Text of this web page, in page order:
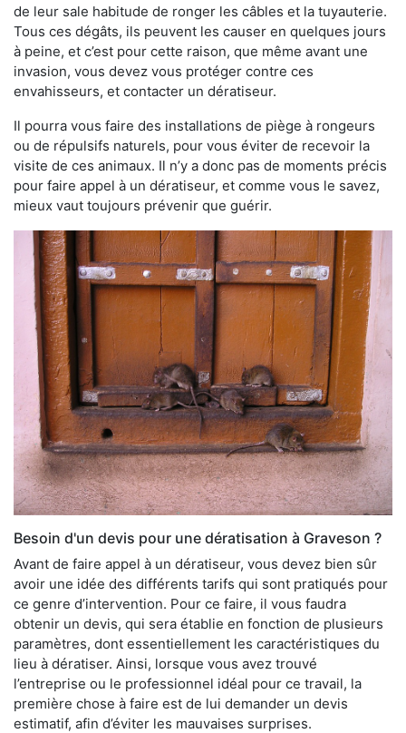
de leur sale habitude de ronger les câbles et la tuyauterie.
Tous ces dégâts, ils peuvent les causer en quelques jours
à peine, et c’est pour cette raison, que même avant une
invasion, vous devez vous protéger contre ces
envahisseurs, et contacter un dératiseur.
Il pourra vous faire des installations de piège à rongeurs
ou de répulsifs naturels, pour vous éviter de recevoir la
visite de ces animaux. Il n’y a donc pas de moments précis
pour faire appel à un dératiseur, et comme vous le savez,
mieux vaut toujours prévenir que guérir.
Besoin d'un devis pour une dératisation à Graveson ?
Avant de faire appel à un dératiseur, vous devez bien sûr
avoir une idée des différents tarifs qui sont pratiqués pour
ce genre d’intervention. Pour ce faire, il vous faudra
obtenir un devis, qui sera établie en fonction de plusieurs
paramètres, dont essentiellement les caractéristiques du
lieu à dératiser. Ainsi, lorsque vous avez trouvé
l’entreprise ou le professionnel idéal pour ce travail, la
première chose à faire est de lui demander un devis
estimatif, afin d’éviter les mauvaises surprises.